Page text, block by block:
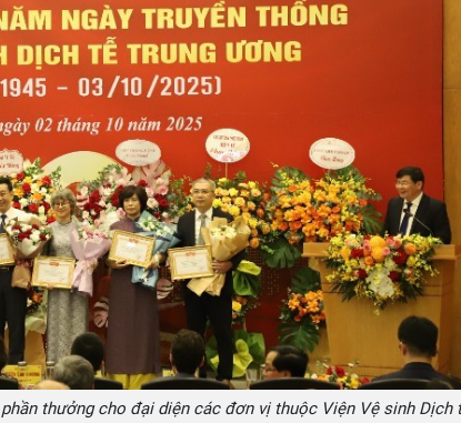
thưởng cho đại diện các đơn vị thuộc Viện Vệ sinh Dịch